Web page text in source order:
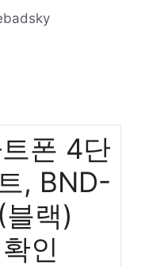
폰 4단
, BND-
랙)
인